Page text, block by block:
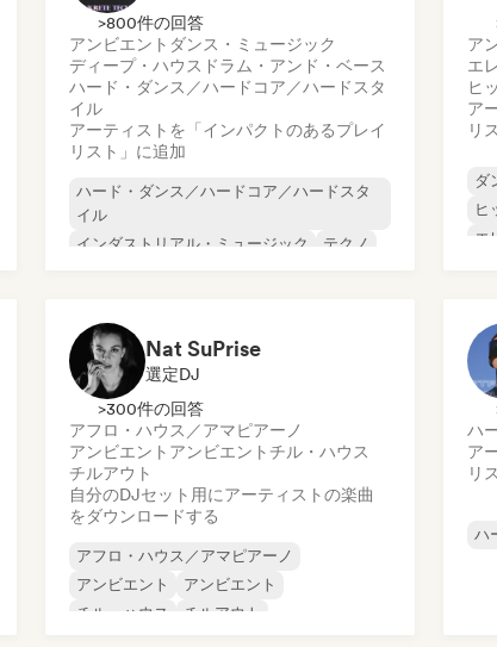
>800件の回答
アンビエント ダンス・ミュージック
ディープ・ハウス ドラム・アンド・ベース
ハード・ダンス／ハードコア／ハードスタ
イル
アーティストを「インパクトのあるプレイ
リスト」に追加
ハード・ダンス／ハードコア／ハードスタ
イル
インダストリアル・ミュージック
テクノ
ドラム・アンド・ベース
ア
エ
ヒ
ア
リ
ダ
ヒ
エ
Nat SuPrise
選定DJ
>300件の回答
アフロ・ハウス／アマピアーノ
アンビエント アンビエント チル・ハウス
チルアウト
自分のDJセット用にアーティストの楽曲
をダウンロードする
アフロ・ハウス／アマピアーノ
アンビエント
アンビエント
チル・ハウス
チルアウト
ハ
ア
リ
ハ